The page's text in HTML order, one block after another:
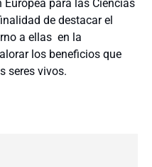
para las Ciencias
de destacar el
a ellas en la
los beneficios que
seres vivos.